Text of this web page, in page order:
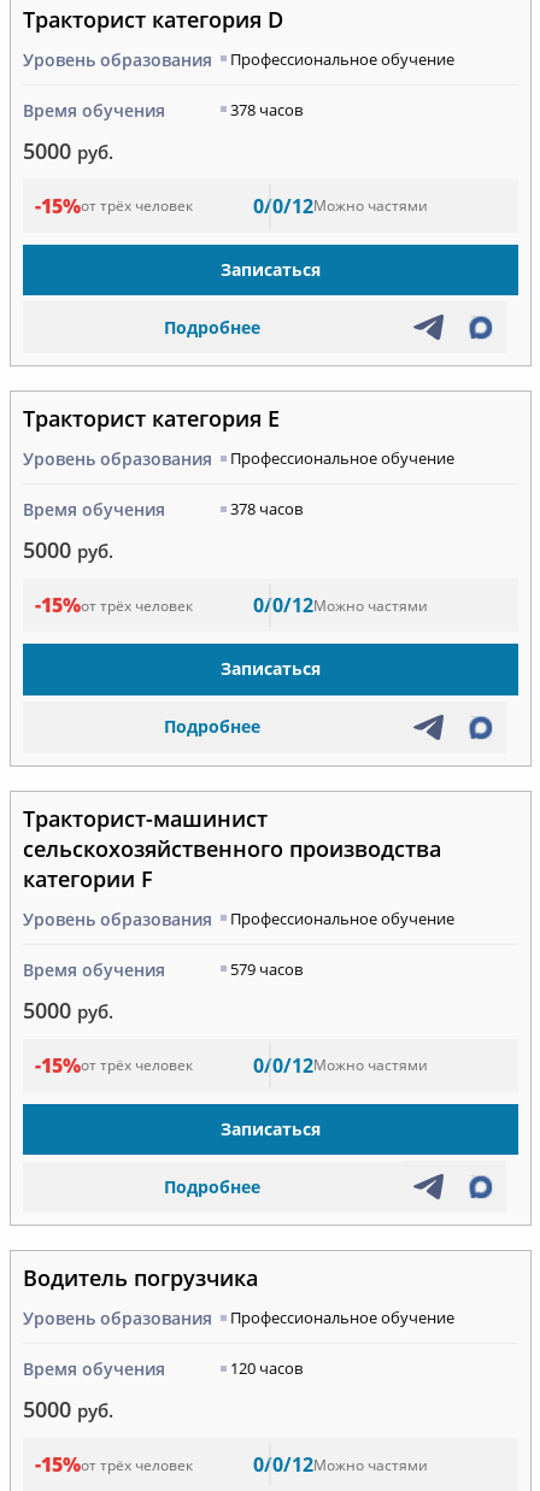
Тракторист категория D
Уровень образования Профессиональное обучение
Время обучения 378 часов
5000 руб.
-15%от трёх человек 0/0/12Можно частями
Записаться
Подробнее
Тракторист категория Е
Уровень образования Профессиональное обучение
Время обучения 378 часов
5000 руб.
-15%от трёх человек 0/0/12Можно частями
Записаться
Подробнее
Тракторист-машинист
сельскохозяйственного производства
категории F
Уровень образования Профессиональное обучение
Время обучения 579 часов
5000 руб.
-15%от трёх человек 0/0/12Можно частями
Записаться
Подробнее
Водитель погрузчика
Уровень образования Профессиональное обучение
Время обучения 120 часов
5000 руб.
-15%от трёх человек 0/0/12Можно частями